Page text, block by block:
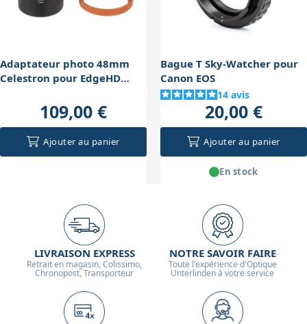
importante pour conserver la qualité optique, donc il
Adaptateur photo 48mm
Celestron pour EdgeHD
109,00 €
Ajouter au panier
Bague T Sky-Watcher pour
Canon EOS
14 avis
20,00 €
Ajouter au panier
En stock
LIVRAISON EXPRESS
Retrait en magasin, Colissimo,
Chronopost, Transporteur
NOTRE SAVOIR FAIRE
Toute l'expérience d'Optique
Unterlinden à votre service